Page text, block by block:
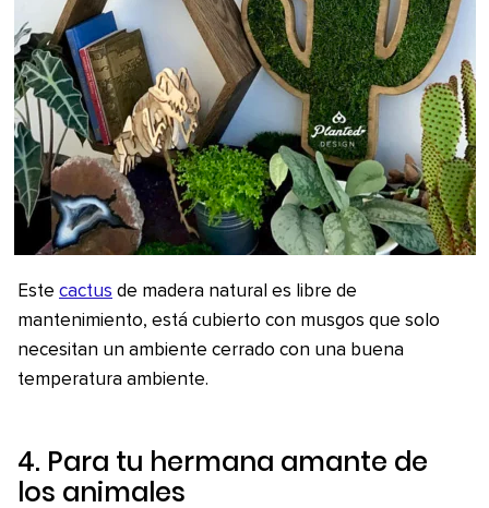
Este cactus de madera natural es libre de
mantenimiento, está cubierto con musgos que solo
necesitan un ambiente cerrado con una buena
temperatura ambiente.
4. Para tu hermana amante de
los animales